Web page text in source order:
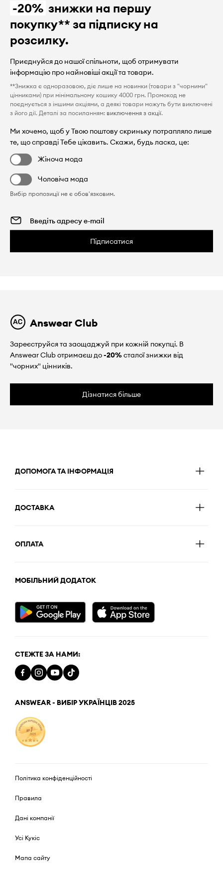
-20% знижки на першу
покупку** за підписку на
розсилку.
Приєднуйся до нашої спільноти, щоб отримувати
інформацію про найновіші акції та товари.
**Знижка є одноразовою, діє лише на новинки (товари з "чорними"
цінниками) при мінімальному кошику 4000 грн. Промокод не
поєднується з іншими акціями, а деякі товари можуть бути виключені
з його дії. Деталі за посиланням: виключення з акції.
Ми хочемо, щоб у Твою поштову скриньку потрапляло лише
те, що справді Тебе цікавить. Скажи, будь ласка, це:
Жіноча мода
Чоловіча мода
Вибір пропозиції не є обов'язковим.
Підписатися
Answear Club
Зареєструйся та заощаджуй при кожній покупці. В
Answear Club отримаєш до-20%сталої знижки від
"чорних" цінників.
Дізнатися більше
ДОПОМОГА ТА ІНФОРМАЦІЯ
ДОСТАВКА
ОПЛАТА
МОБІЛЬНИЙ ДОДАТОК
СТЕЖТЕ ЗА НАМИ:
ANSWEAR - ВИБІР УКРАЇНЦІВ 2025
Політика конфіденційності
Правила
Дані компанії
Усі Кукіс
Мапа сайту